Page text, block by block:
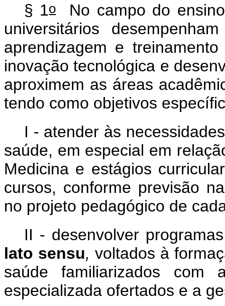
§ 1oNo campo do
universitários
aprendizagem e
inovação tecnológica e
aproximem as áreas
tendo como objetivos
I - atender às
saúde, em especial em
Medicina e estágios
cursos, conforme previsão
no projeto pedagógico de
II - desenvolver
lato sensu, voltados à
saúde familiarizados
especializada ofertados e a